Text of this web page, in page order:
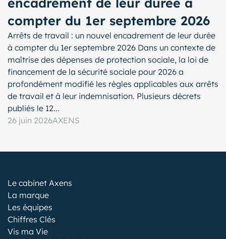
compter du 1er septembre 2026
Arrêts de travail : un nouvel encadrement de leur durée
à compter du 1er septembre 2026 Dans un contexte de
maîtrise des dépenses de protection sociale, la loi de
financement de la sécurité sociale pour 2026 a
profondément modifié les règles applicables aux arrêts
de travail et à leur indemnisation. Plusieurs décrets
publiés le 12...
26 juin 2026AXENS
Le cabinet Axens
La marque
Les équipes
Chiffres Clés
Vis ma Vie